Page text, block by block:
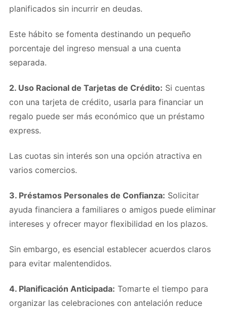
planificados sin incurrir en deudas.
Este hábito se fomenta destinando un pequeño
porcentaje del ingreso mensual a una cuenta
separada.
2. Uso Racional de Tarjetas de Crédito: Si cuentas
con una tarjeta de crédito, usarla para financiar un
regalo puede ser más económico que un préstamo
express.
Las cuotas sin interés son una opción atractiva en
varios comercios.
3. Préstamos Personales de Confianza: Solicitar
ayuda financiera a familiares o amigos puede eliminar
intereses y ofrecer mayor flexibilidad en los plazos.
Sin embargo, es esencial establecer acuerdos claros
para evitar malentendidos.
4. Planificación Anticipada: Tomarte el tiempo para
organizar las celebraciones con antelación reduce